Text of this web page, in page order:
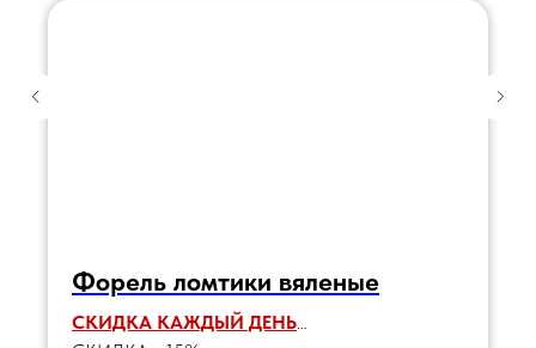
Форель ломтики вяленые
СКИДКА КАЖДЫЙ ДЕНЬ